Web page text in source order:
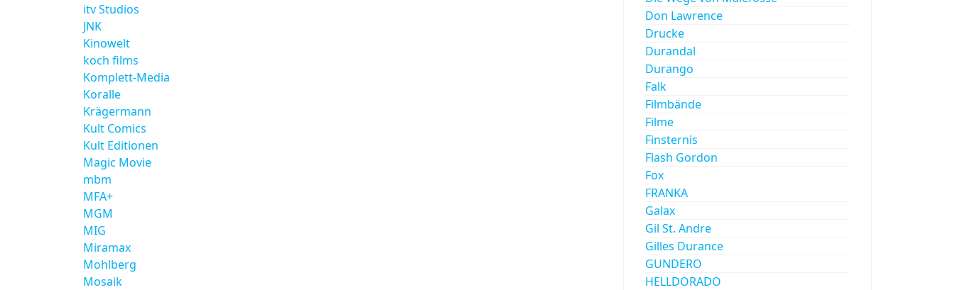
itv Studios
JNK
Kinowelt
koch films
Komplett-Media
Koralle
Krägermann
Kult Comics
Kult Editionen
Magic Movie
mbm
MFA+
MGM
MIG
Miramax
Mohlberg
Mosaik
Don Lawrence
Drucke
Durandal
Durango
Falk
Filmbände
Filme
Finsternis
Flash Gordon
Fox
FRANKA
Galax
Gil St. Andre
Gilles Durance
GUNDERO
HELLDORADO